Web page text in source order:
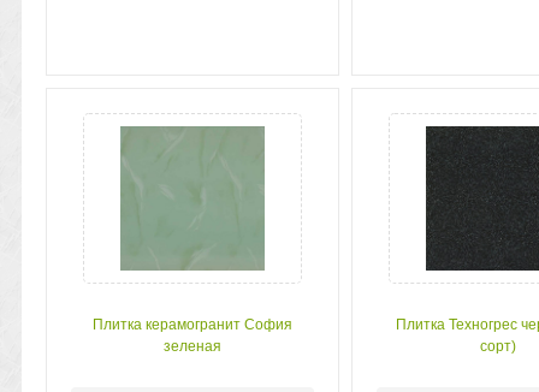
Плитка керамогранит София
зеленая
Плитка Техногрес
сорт)